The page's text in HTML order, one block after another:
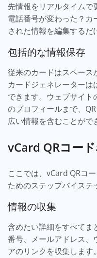
先情報をリアルタイムで
電話番号が変わった？カ
された情報を編集するだ
包括的な情報保存
従来のカードはスペース
カードジェネレーター
できます。ウェブサイト
のプロフィールまで、
広い情報を含むことがで
vCard QRコー
ここでは、vCard QRコ
ためのステップバイステ
情報の収集
含めたい詳細をすべてま
番号、メールアドレス、
アのリンクを収集します。